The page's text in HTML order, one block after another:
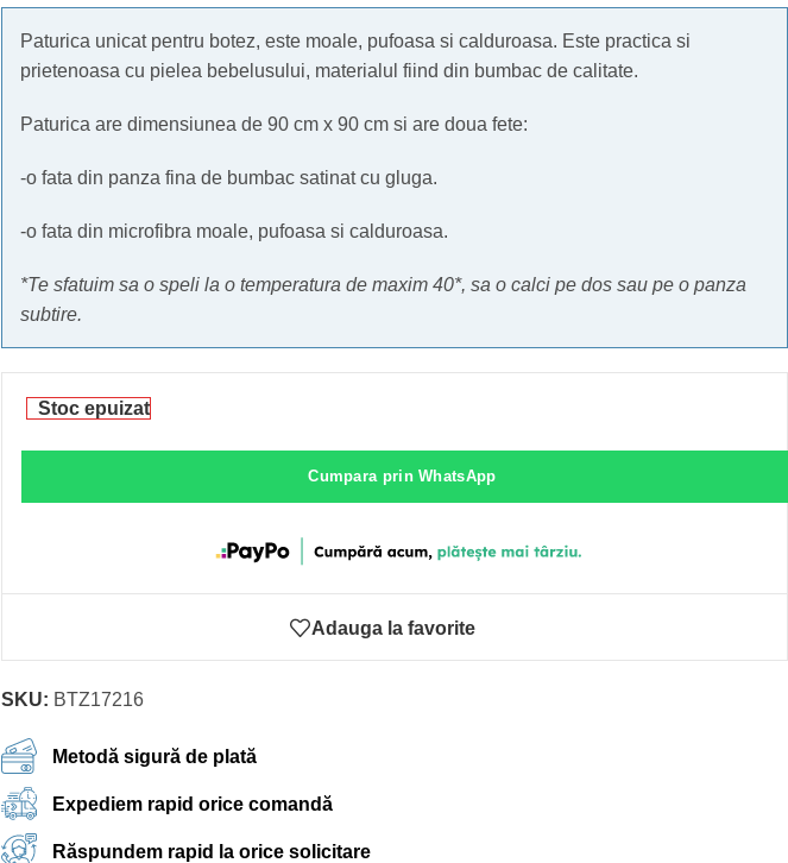
Paturica unicat pentru botez, este moale, pufoasa si calduroasa. Este practica si
prietenoasa cu pielea bebelusului, materialul fiind din bumbac de calitate.
Paturica are dimensiunea de 90 cm x 90 cm si are doua fete:
-o fata din panza fina de bumbac satinat cu gluga.
-o fata din microfibra moale, pufoasa si calduroasa.
*Te sfatuim sa o speli la o temperatura de maxim 40*, sa o calci pe dos sau pe o panza
subtire.
Stoc epuizat
Cumpara prin WhatsApp
Adauga la favorite
SKU: BTZ17216
Metodă sigură de plată
Expediem rapid orice comandă
Răspundem rapid la orice solicitare